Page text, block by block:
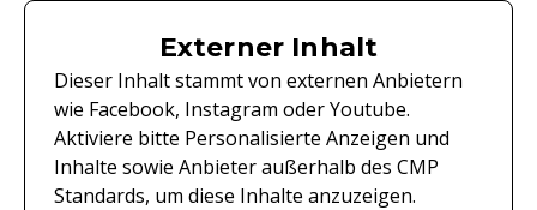
Externer Inhalt
Dieser Inhalt stammt von externen Anbietern
wie Facebook, Instagram oder Youtube.
Aktiviere bitte Personalisierte Anzeigen und
Inhalte sowie Anbieter außerhalb des CMP
Standards, um diese Inhalte anzuzeigen.